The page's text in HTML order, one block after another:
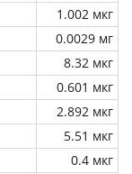
1.002 мкг
0.0029 мг
8.32 мкг
0.601 мкг
2.892 мкг
5.51 мкг
0.4 мкг